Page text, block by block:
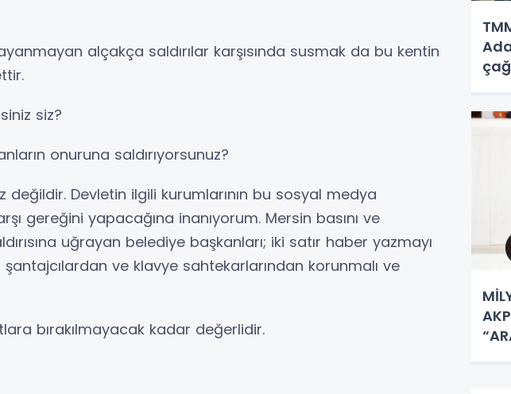
alçakça saldırılar karşısında susmak da bu kentin
siz?
onuruna saldırıyorsunuz?
değildir. Devletin ilgili kurumlarının bu sosyal medya
gereğini yapacağına inanıyorum. Mersin basını ve
uğrayan belediye başkanları; iki satır haber yazmayı
ve klavye sahtekarlarından korunmalı ve
bırakılmayacak kadar değerlidir.